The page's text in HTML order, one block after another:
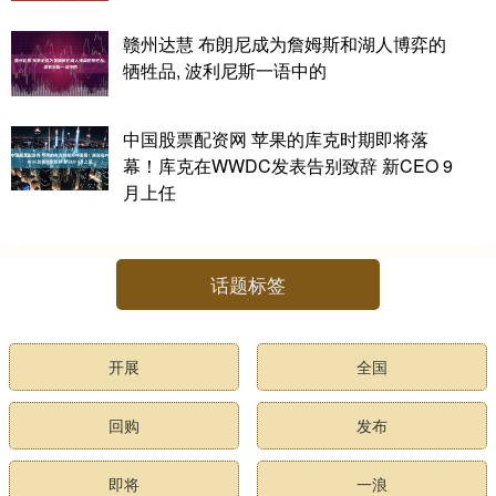
赣州达慧 布朗尼成为詹姆斯和湖人博弈的
牺牲品, 波利尼斯一语中的
中国股票配资网 苹果的库克时期即将落
幕！库克在WWDC发表告别致辞 新CEO 9
月上任
话题标签
开展 全国
回购 发布
即将 一浪